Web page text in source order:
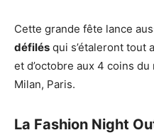
Cette grande fête lance
défilés qui s’étaleront tout
et d’octobre aux 4 coins
Milan, Paris.
La Fashion Night